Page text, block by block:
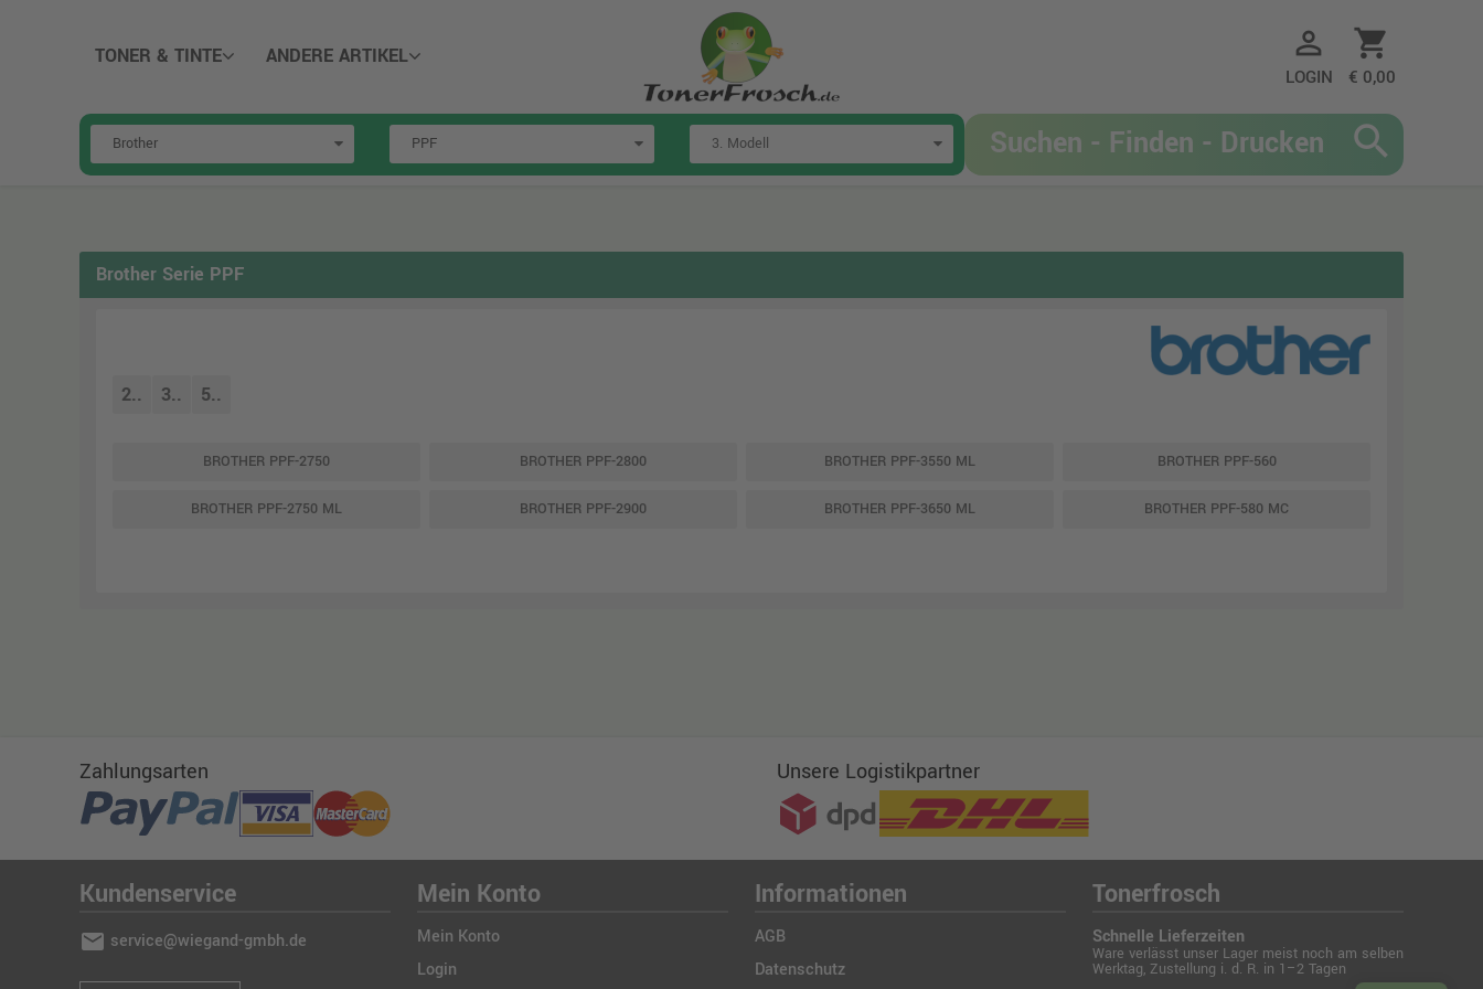
TONER & TINTE ANDERE ARTIKEL person_outline
LOGIN
shopping_cart
€ 0,00
search
Brother Serie PPF
2.. 3.. 5..
BROTHER PPF-2750
BROTHER PPF-2750 ML
BROTHER PPF-2800
BROTHER PPF-2900
BROTHER PPF-3550 ML
BROTHER PPF-3650 ML
BROTHER PPF-560
BROTHER PPF-580 MC
Zahlungsarten Unsere Logistikpartner
Kundenservice
mail service@wiegand-gmbh.de
Mein Konto
Mein Konto
Login
Informationen
AGB
Datenschutz
Tonerfrosch
Schnelle Lieferzeiten
Ware verlässt unser Lager meist noch am selben
Werktag, Zustellung i. d. R. in 1–2 Tagen